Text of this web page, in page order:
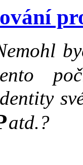
atd.?